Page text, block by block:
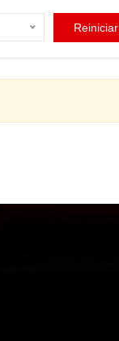
Reiniciar